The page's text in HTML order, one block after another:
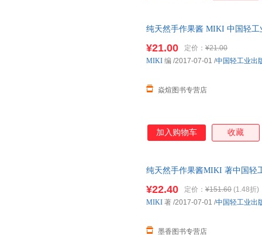
纯天然手作果酱 MIKI 中国轻工
¥21.00 定价： ¥21.00
焱煊图书专营店
MIKI 编 /2017-07-01 /中国轻工业出
加入购物车 收藏
纯天然手作果酱MIKI 著中国轻
¥22.40 定价： ¥151.60 (1.48折)
墨香图书专营店
MIKI 著 /2017-07-01 /中国轻工业出